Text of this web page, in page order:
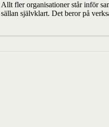
Allt fler organisationer står inför
sällan självklart. Det beror på